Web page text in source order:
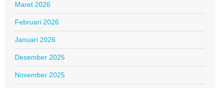
Maret 2026
Februari 2026
Januari 2026
Desember 2025
November 2025